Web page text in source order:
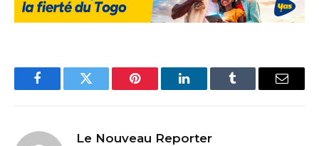
FacebookTwitter Pinterest LinkedInTumblr Email
Le Nouveau Reporter